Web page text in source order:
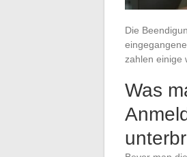
Die
zahlen einige
Was